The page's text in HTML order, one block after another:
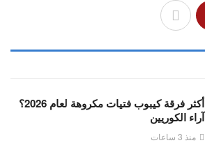
أكثر فرقة كيبوب فتيات مكروهة لعام 2026؟
آراء الكوريين
منذ 3 ساعات